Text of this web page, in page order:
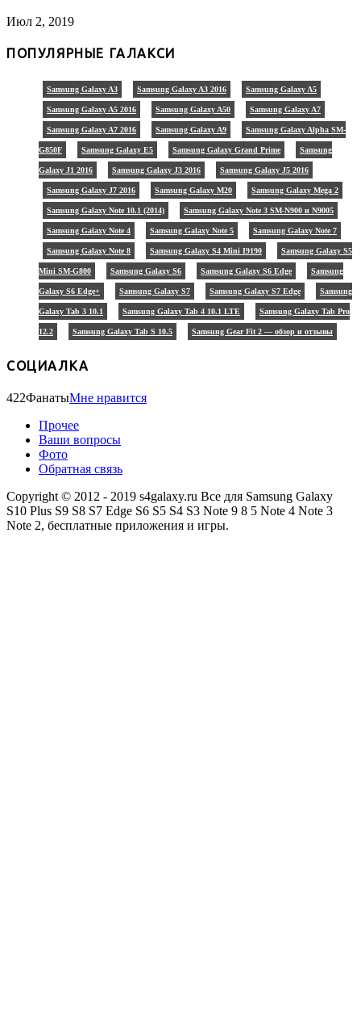
Июл 2, 2019
ПОПУЛЯРНЫЕ ГАЛАКСИ
Samsung Galaxy A3 Samsung Galaxy A3 2016 Samsung Galaxy A5
Samsung Galaxy A5 2016 Samsung Galaxy A50 Samsung Galaxy A7
Samsung Galaxy A7 2016 Samsung Galaxy A9 Samsung Galaxy Alpha SM-
G850F Samsung Galaxy E5 Samsung Galaxy Grand Prime Samsung
Galaxy J1 2016 Samsung Galaxy J3 2016 Samsung Galaxy J5 2016
Samsung Galaxy J7 2016 Samsung Galaxy M20 Samsung Galaxy Mega 2
Samsung Galaxy Note 10.1 (2014) Samsung Galaxy Note 3 SM-N900 и N9005
Samsung Galaxy Note 4 Samsung Galaxy Note 5 Samsung Galaxy Note 7
Samsung Galaxy Note 8 Samsung Galaxy S4 Mini I9190 Samsung Galaxy S5
Mini SM-G800 Samsung Galaxy S6 Samsung Galaxy S6 Edge Samsung
Galaxy S6 Edge+ Samsung Galaxy S7 Samsung Galaxy S7 Edge Samsung
Galaxy Tab 3 10.1 Samsung Galaxy Tab 4 10.1 LTE Samsung Galaxy Tab Pro
12.2 Samsung Galaxy Tab S 10.5 Samsung Gear Fit 2 — обзор и отзывы
СОЦИАЛКА
422ФанатыМне нравится
Прочее
Ваши вопросы
Фото
Обратная связь
Copyright © 2012 - 2019 s4galaxy.ru Все для Samsung Galaxy
S10 Plus S9 S8 S7 Edge S6 S5 S4 S3 Note 9 8 5 Note 4 Note 3
Note 2, бесплатные приложения и игры.